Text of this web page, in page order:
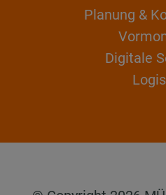
Planung &
Digitale